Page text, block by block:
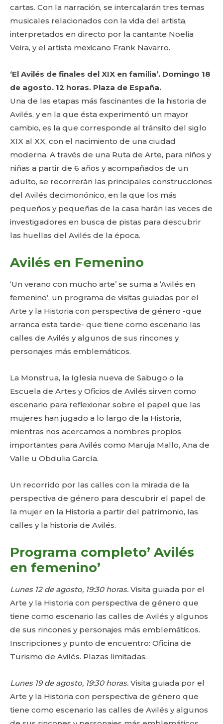
cartas. Con la narración, se intercalarán tres temas
musicales relacionados con la vida del artista,
interpretados en directo por la cantante Noelia
Veira, y el artista mexicano Frank Navarro.
‘El Avilés de finales del XIX en familia’. Domingo 18
de agosto. 12 horas. Plaza de España.
Una de las etapas más fascinantes de la historia de
Avilés, y en la que ésta experimentó un mayor
cambio, es la que corresponde al tránsito del siglo
XIX al XX, con el nacimiento de una ciudad
moderna. A través de una Ruta de Arte, para niños y
niñas a partir de 6 años y acompañados de un
adulto, se recorrerán las principales construcciones
del Avilés decimonónico, en la que los más
pequeños y pequeñas de la casa harán las veces de
investigadores en busca de pistas para descubrir
las huellas del Avilés de la época.
Avilés en Femenino
‘Un verano con mucho arte’ se suma a ‘Avilés en
femenino’, un programa de visitas guiadas por el
Arte y la Historia con perspectiva de género -que
arranca esta tarde- que tiene como escenario las
calles de Avilés y algunos de sus rincones y
personajes más emblemáticos.
La Monstrua, la Iglesia nueva de Sabugo o la
Escuela de Artes y Oficios de Avilés sirven como
escenario para reflexionar sobre el papel que las
mujeres han jugado a lo largo de la Historia,
mientras nos acercamos a nombres propios
importantes para Avilés como Maruja Mallo, Ana de
Valle u Obdulia García.
Un recorrido por las calles con la mirada de la
perspectiva de género para descubrir el papel de
la mujer en la Historia a partir del patrimonio, las
calles y la historia de Avilés.
Programa completo’ Avilés
en femenino’
Lunes 12 de agosto, 19:30 horas. Visita guiada por el
Arte y la Historia con perspectiva de género que
tiene como escenario las calles de Avilés y algunos
de sus rincones y personajes más emblemáticos.
Inscripciones y punto de encuentro: Oficina de
Turismo de Avilés. Plazas limitadas.
Lunes 19 de agosto, 19:30 horas. Visita guiada por el
Arte y la Historia con perspectiva de género que
tiene como escenario las calles de Avilés y algunos